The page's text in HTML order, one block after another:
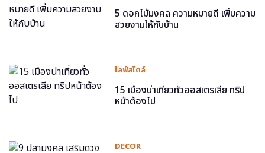
5 ดอกไม้มงคล ความหมายดี เพิ่มความ
สวยงามให้กับบ้าน
ไลฟ์สไตล์
15 เมืองน่าเที่ยวทั่วออสเตรเลีย ทริป
หน้าต้องไป
DECOR